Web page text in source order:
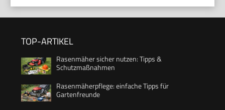
TOP-ARTIKEL
Rasenmäher sicher nutzen: Tipps &
Schutzmaßnahmen
Rasenmäherpflege: einfache Tipps für
Gartenfreunde